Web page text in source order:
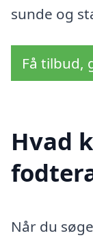
sunde og
Få tilbud,
Hvad
Når du